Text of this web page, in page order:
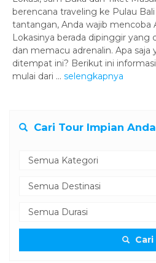
berencana traveling ke Pulau
tantangan, Anda wajib mencoba
Lokasinya berada dipinggir
dan memacu adrenalin. Apa saja
ditempat ini? Berikut ini
mulai dari ... selengkapnya
Cari Tour Impian
Cari